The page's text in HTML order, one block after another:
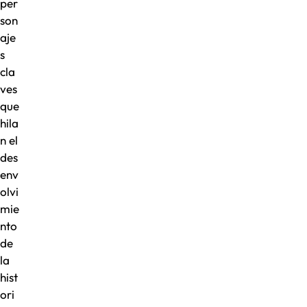
son
aje
s
cla
ves
que
hila
n el
des
env
olvi
mie
nto
de
la
hist
ori